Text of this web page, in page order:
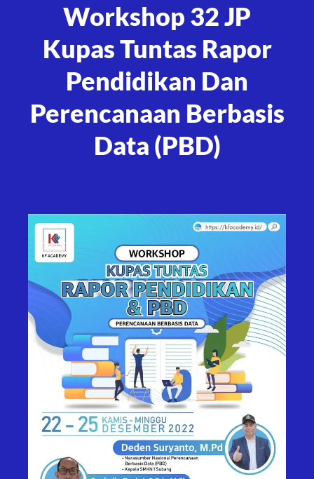
Workshop 32 JP
Kupas Tuntas Rapor
Pendidikan Dan
Perencanaan Berbasis
Data (PBD)